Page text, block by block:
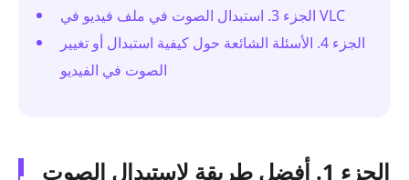
الجزء 3. استبدال الصوت في ملف فيديو في VLC
الجزء 4. الأسئلة الشائعة حول كيفية استبدال أو تغيير
الصوت في الفيديو
الجزء 1. أفضل طريقة لاستبدال الصوت